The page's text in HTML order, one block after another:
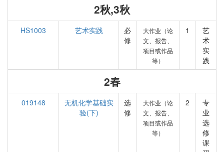
2秋,3秋
HS1003 艺术实践
必
修
大作业（论
文、报告、
项目或作品
等）
1
艺
术
实
践
2春
019148
无机化学基础实
验(下)
选
修
大作业（论
文、报告、
项目或作品
等）
2
专
业
选
修
课